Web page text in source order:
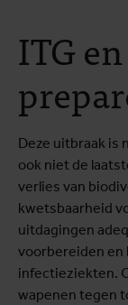
ITG
Deze uitbraak is
ook niet de
verlies van
kwetsbaarheid
uitdagingen
voorbereiden en
infectieziekten.
wapenen tegen